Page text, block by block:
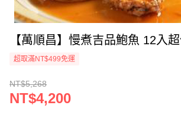
【萬順昌】慢煮吉品鮑魚 12入
超取滿NT$499免運
NT$5,268
NT$4,200